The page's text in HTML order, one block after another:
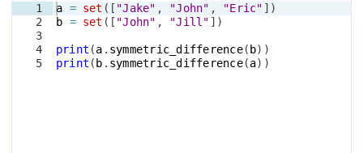
1
2
3
4
5
a = set ([ "Jake" , "John" , "Eric" ])
b = set ([ "John" , "Jill" ])
print (a . symmetric_difference( b))
print ( b . symmetric_difference(a))